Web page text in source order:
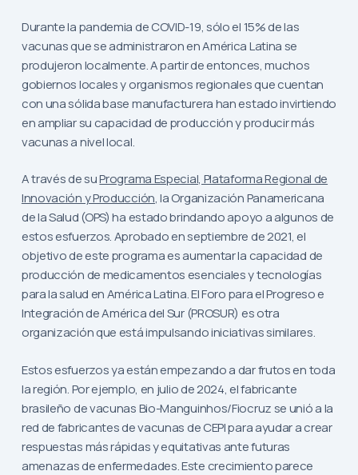
Durante la pandemia de COVID-19, sólo el 15% de las
vacunas que se administraron en América Latina se
produjeron localmente. A partir de entonces, muchos
gobiernos locales y organismos regionales que cuentan
con una sólida base manufacturera han estado invirtiendo
en ampliar su capacidad de producción y producir más
vacunas a nivel local.
A través de suPrograma Especial, Plataforma Regional de
Innovación y Producción, la Organización Panamericana
de la Salud (OPS) ha estado brindando apoyo a algunos de
estos esfuerzos. Aprobado en septiembre de 2021, el
objetivo de este programa es aumentar la capacidad de
producción de medicamentos esenciales y tecnologías
para la salud en América Latina. El Foro para el Progreso e
Integración de América del Sur (PROSUR) es otra
organización que está impulsando iniciativas similares.
Estos esfuerzos ya están empezando a dar frutos en toda
la región. Por ejemplo, en julio de 2024, el fabricante
brasileño de vacunas Bio-Manguinhos/Fiocruz se unió a la
red de fabricantes de vacunas de CEPI para ayudar a crear
respuestas más rápidas y equitativas ante futuras
amenazas de enfermedades. Este crecimiento parece